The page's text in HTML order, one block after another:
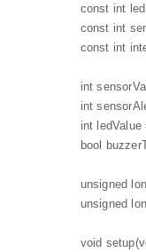
const int
const int
const int
int
int
int ledValue
bool
unsigned
unsigned
void